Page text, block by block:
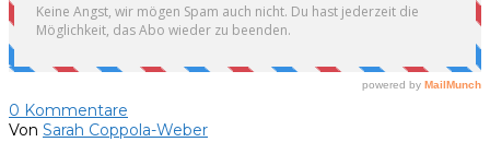
0 Kommentare
Von Sarah Coppola-Weber